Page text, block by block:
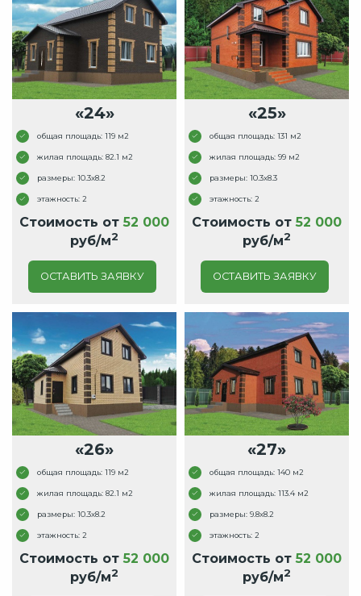
«24»
общая площадь: 119 м2
жилая площадь: 82.1 м2
размеры: 10.3x8.2
этажность: 2
Стоимость от 52 000
руб/м2
ОСТАВИТЬ ЗАЯВКУ
«25»
общая площадь: 131 м2
жилая площадь: 99 м2
размеры: 10.3x8.3
этажность: 2
Стоимость от 52 000
руб/м2
ОСТАВИТЬ ЗАЯВКУ
«26»
общая площадь: 119 м2
жилая площадь: 82.1 м2
размеры: 10.3x8.2
этажность: 2
Стоимость от 52 000
руб/м2
«27»
общая площадь: 140 м2
жилая площадь: 113.4 м2
размеры: 9.8x8.2
этажность: 2
Стоимость от 52 000
руб/м2